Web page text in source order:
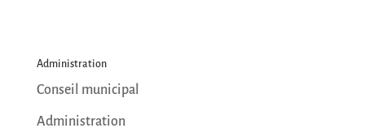
Administration
Conseil municipal
Administration